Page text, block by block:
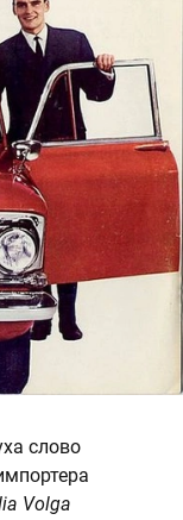
слово
Volga